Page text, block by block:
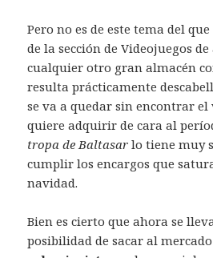
Pero no es de este tema del
de la sección de Videojuegos
cualquier otro gran almacén
resulta prácticamente
se va a quedar sin encontrar el
quiere adquirir de cara al
tropa de Baltasar lo tiene muy
cumplir los encargos que
navidad.
Bien es cierto que ahora se
posibilidad de sacar al